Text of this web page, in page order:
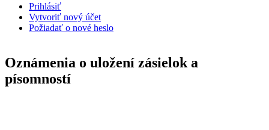
Prihlásiť
Vytvoriť nový účet
Požiadať o nové heslo
Oznámenia o uložení zásielok a
písomností